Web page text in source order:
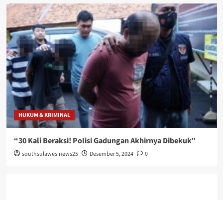
HUKUM & KRIMINAL
“30 Kali Beraksi! Polisi Gadungan Akhirnya Dibekuk”
southsulawesinews25 Desember 5, 2024 0